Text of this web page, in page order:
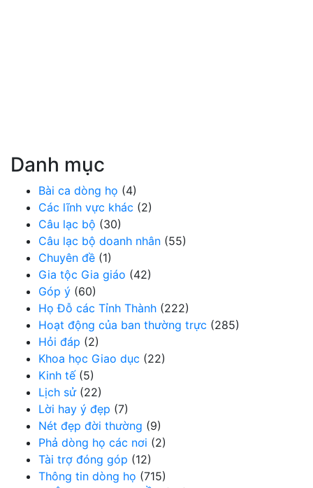
Danh mục
Bài ca dòng họ (4)
Các lĩnh vực khác (2)
Câu lạc bộ (30)
Câu lạc bộ doanh nhân (55)
Chuyên đề (1)
Gia tộc Gia giáo (42)
Góp ý (60)
Họ Đỗ các Tỉnh Thành (222)
Hoạt động của ban thường trực (285)
Hỏi đáp (2)
Khoa học Giao dục (22)
Kinh tế(5)
Lịch sử(22)
Lời hay ý đẹp (7)
Nét đẹp đời thường (9)
Phả dòng họ các nơi (2)
Tài trợ đóng góp (12)
Thông tin dòng họ (715)